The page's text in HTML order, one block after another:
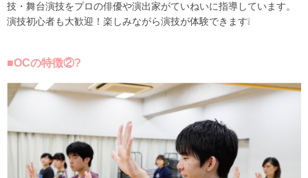
技・舞台演技をプロの俳優や演出家がていねいに指導しています。
演技初心者も大歓迎！楽しみながら演技が体験できます❕
■OCの特徴②?